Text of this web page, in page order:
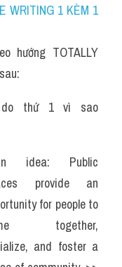
WRITING 1 KÈM 1
hướng TOTALLY
thứ 1 vì sao
idea: Public
provide an
for people to
together,
and foster a